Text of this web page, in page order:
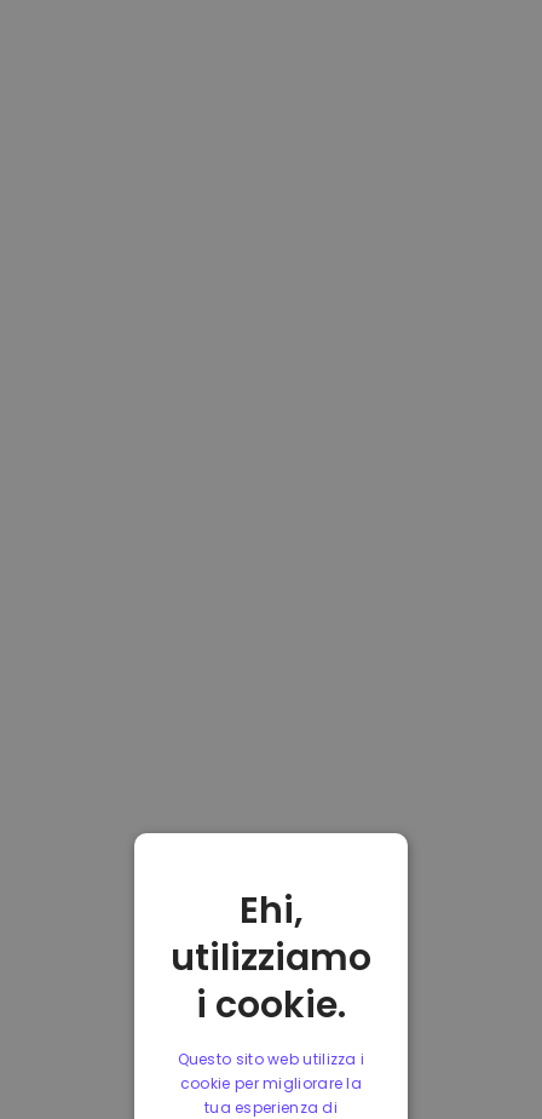
Ehi,
utilizziamo
i cookie.
Questo sito web utilizza i
cookie per migliorare la
tua esperienza di